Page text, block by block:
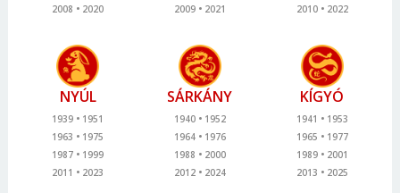
2008
2020
2009
2021
2010
2022
NYÚL
1939
1951
1963
1975
1987
1999
2011
2023
SÁRKÁNY
1940
1952
1964
1976
1988
2000
2012
2024
KÍGYÓ
1941
1953
1965
1977
1989
2001
2013
2025